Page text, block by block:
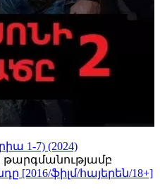
1-7) (2024)
թարգմանությամբ